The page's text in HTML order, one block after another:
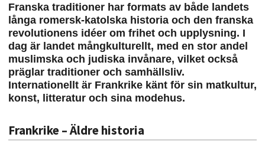
Franska traditioner har formats av både landets
långa romersk-katolska historia och den franska
revolutionens idéer om frihet och upplysning. I
dag är landet mångkulturellt, med en stor andel
muslimska och judiska invånare, vilket också
präglar traditioner och samhällsliv.
Internationellt är Frankrike känt för sin matkultur,
konst, litteratur och sina modehus.
Frankrike – Äldre historia